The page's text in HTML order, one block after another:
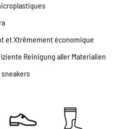
et Xtrêmement économique
Reinigung aller Materialien